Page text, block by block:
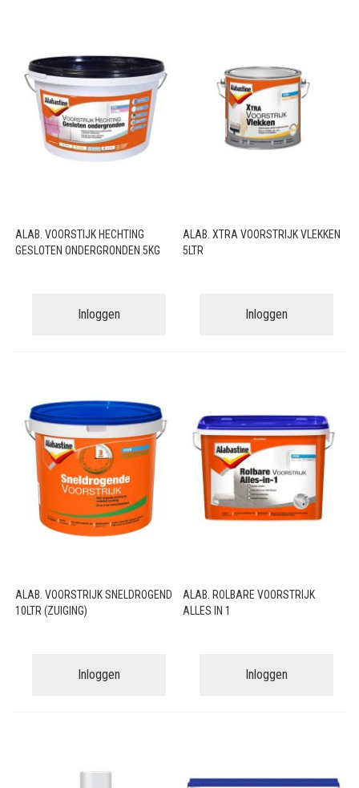
ALAB. VOORSTIJK HECHTING
GESLOTEN ONDERGRONDEN 5KG
Inloggen
ALAB. XTRA VOORSTRIJK VLEKKEN
5LTR
Inloggen
ALAB. VOORSTRIJK SNELDROGEND
10LTR (ZUIGING)
Inloggen
ALAB. ROLBARE VOORSTRIJK
ALLES IN 1
Inloggen